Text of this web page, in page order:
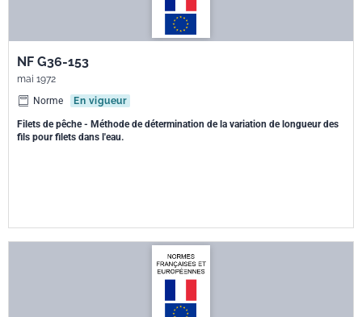
NF G36-153
mai 1972
Norme
En vigueur
Filets de pêche - Méthode de détermination de la variation de longueur des
fils pour filets dans l'eau.